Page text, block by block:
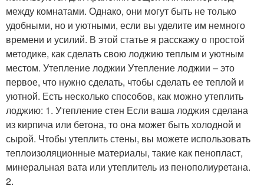
между комнатами. Однако, они могут быть не только
удобными, но и уютными, если вы уделите им немного
времени и усилий. В этой статье я расскажу о простой
методике, как сделать свою лоджию теплым и уютным
местом. Утепление лоджии Утепление лоджии – это
первое, что нужно сделать, чтобы сделать ее теплой и
уютной. Есть несколько способов, как можно утеплить
лоджию: 1. Утепление стен Если ваша лоджия сделана
из кирпича или бетона, то она может быть холодной и
сырой. Чтобы утеплить стены, вы можете использовать
теплоизоляционные материалы, такие как пенопласт,
минеральная вата или утеплитель из пенополиуретана.
2.